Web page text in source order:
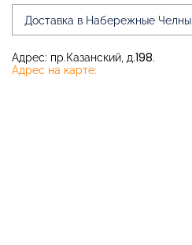
Доставка в Набережные Челны
Адрес: пр.Казанский, д.198.
Адрес на карте: